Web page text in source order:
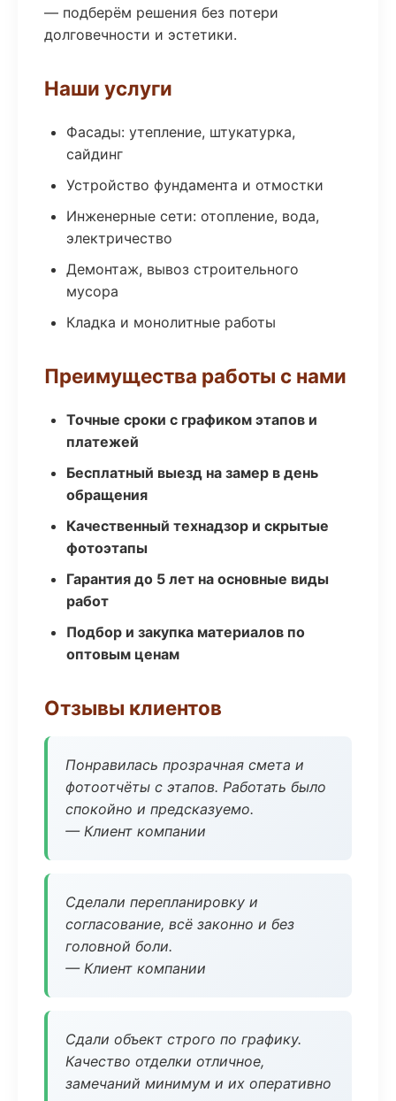
— подберём решения без потери
долговечности и эстетики.
Наши услуги
Фасады: утепление, штукатурка,
сайдинг
Устройство фундамента и отмостки
Инженерные сети: отопление, вода,
электричество
Демонтаж, вывоз строительного
мусора
Кладка и монолитные работы
Преимущества работы с нами
Точные сроки с графиком этапов и
платежей
Бесплатный выезд на замер в день
обращения
Качественный технадзор и скрытые
фотоэтапы
Гарантия до 5 лет на основные виды
работ
Подбор и закупка материалов по
оптовым ценам
Отзывы клиентов
Понравилась прозрачная смета и
фотоотчёты с этапов. Работать было
спокойно и предсказуемо.
— Клиент компании
Сделали перепланировку и
согласование, всё законно и без
головной боли.
— Клиент компании
Сдали объект строго по графику.
Качество отделки отличное,
замечаний минимум и их оперативно